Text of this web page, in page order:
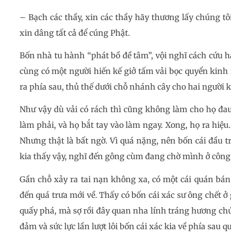
– Bạch các thầy, xin các thầy hãy thương lấy chúng
xin dâng tất cả để cúng Phật.
Bốn nhà tu hành “phát bồ đề tâm”, vội nghĩ cách cứu
cùng có một người hiến kế giở tấm vải bọc quyển
ra phía sau, thủ thế dưới chỗ nhánh cây cho hai người
Như vậy dù vải có rách thì cũng không làm cho họ
làm phải, và họ bắt tay vào làm ngay. Xong, họ ra
Nhưng thật là bất ngờ. Vì quá nặng, nên bốn cái đầu
kia thấy vậy, nghĩ đến gông cùm đang chờ mình ở
Gần chỗ xảy ra tai nạn không xa, có một cái quán
đến quá trưa mới về. Thấy có bốn cái xác sư ông
quấy phá, mà sợ rồi đây quan nha lính tráng hương
đảm và sức lực lần lượt lôi bốn cái xác kia về phía sau